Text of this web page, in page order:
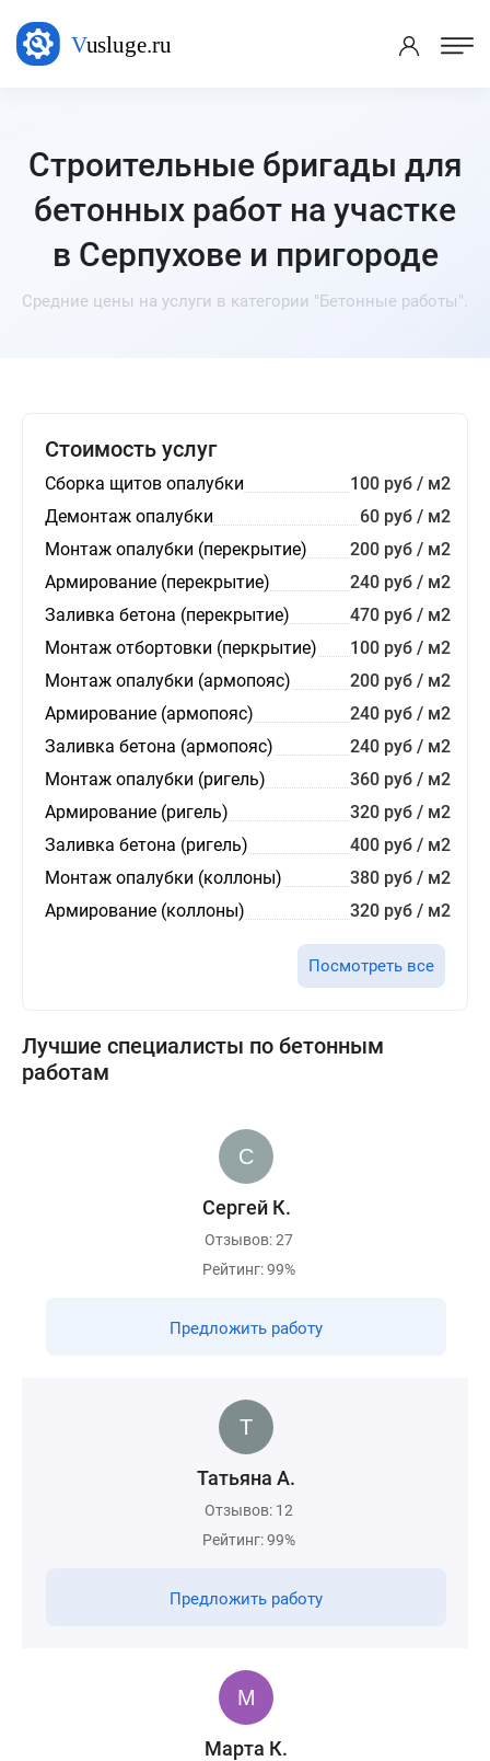
Строительные бригады для
бетонных работ на участке
в Серпухове и пригороде
Средние цены на услуги в категории "Бетонные работы".
Стоимость услуг
Сборка щитов опалубки
100 руб / м2
Демонтаж опалубки
60 руб / м2
Монтаж опалубки (перекрытие)
200 руб / м2
Армирование (перекрытие)
240 руб / м2
Заливка бетона (перекрытие)
470 руб / м2
Монтаж отбортовки (перкрытие)
100 руб / м2
Монтаж опалубки (армопояс)
200 руб / м2
Армирование (армопояс)
240 руб / м2
Заливка бетона (армопояс)
240 руб / м2
Монтаж опалубки (ригель)
360 руб / м2
Армирование (ригель)
320 руб / м2
Заливка бетона (ригель)
400 руб / м2
Монтаж опалубки (коллоны)
380 руб / м2
Армирование (коллоны)
320 руб / м2
Посмотреть все
Лучшие специалисты по бетонным
работам
Сергей К.
Отзывов: 27
Рейтинг: 99%
Предложить работу
Татьяна А.
Отзывов: 12
Рейтинг: 99%
Предложить работу
Марта К.